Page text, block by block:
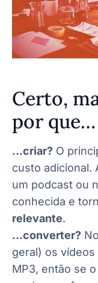
Certo,
por que…
…criar? O
custo adicional.
um podcast ou
conhecida e
relevante.
…converter?
geral) os
MP3, então se